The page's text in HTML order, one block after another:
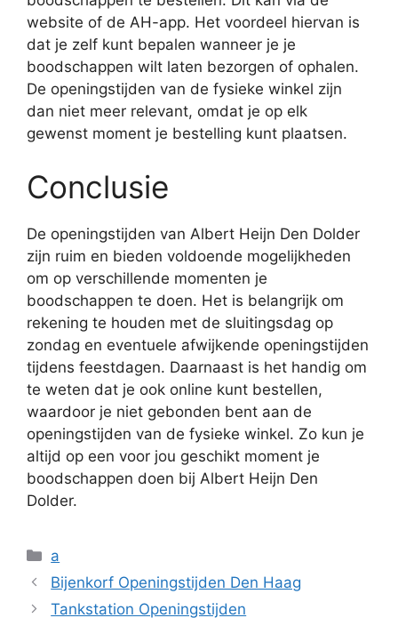
website of de AH-app. Het voordeel hiervan is
dat je zelf kunt bepalen wanneer je je
boodschappen wilt laten bezorgen of ophalen.
De openingstijden van de fysieke winkel zijn
dan niet meer relevant, omdat je op elk
gewenst moment je bestelling kunt plaatsen.
Conclusie
De openingstijden van Albert Heijn Den Dolder
zijn ruim en bieden voldoende mogelijkheden
om op verschillende momenten je
boodschappen te doen. Het is belangrijk om
rekening te houden met de sluitingsdag op
zondag en eventuele afwijkende openingstijden
tijdens feestdagen. Daarnaast is het handig om
te weten dat je ook online kunt bestellen,
waardoor je niet gebonden bent aan de
openingstijden van de fysieke winkel. Zo kun je
altijd op een voor jou geschikt moment je
boodschappen doen bij Albert Heijn Den
Dolder.
Categorieën
a
Bijenkorf Openingstijden Den Haag
Tankstation Openingstijden